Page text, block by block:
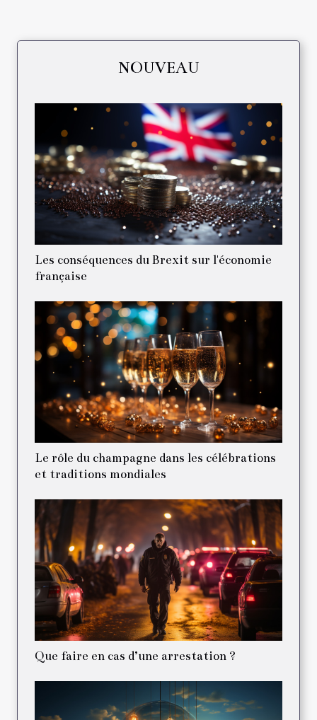
NOUVEAU
Les conséquences du Brexit sur l'économie
française
Le rôle du champagne dans les célébrations
et traditions mondiales
Que faire en cas d’une arrestation ?